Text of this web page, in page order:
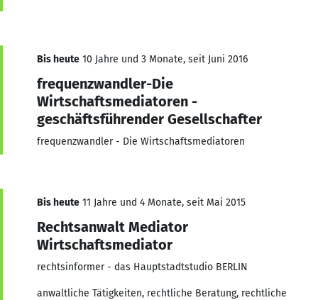
Bis heute 10 Jahre und 3 Monate, seit Juni 2016
frequenzwandler-Die
Wirtschaftsmediatoren -
geschäftsführender Gesellschafter
frequenzwandler - Die Wirtschaftsmediatoren
Bis heute 11 Jahre und 4 Monate, seit Mai 2015
Rechtsanwalt Mediator
Wirtschaftsmediator
rechtsinformer - das Hauptstadtstudio BERLIN
anwaltliche Tätigkeiten, rechtliche Beratung, rechtliche